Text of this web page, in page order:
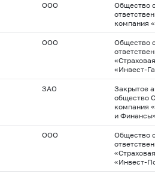
ООО
Общество
компания
ООО
Общество
«Инвест-
ЗАО
Закрытое
общество
компания
и
ООО
Общество
«Инвест-